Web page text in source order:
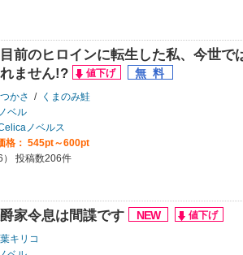
前のヒロインに転生した私、今世で
ません!?
かさ /
くまのみ鮭
ベル
ノベルス
格： 545pt～600pt
） 投稿数206件
家令息は間諜です
キリコ